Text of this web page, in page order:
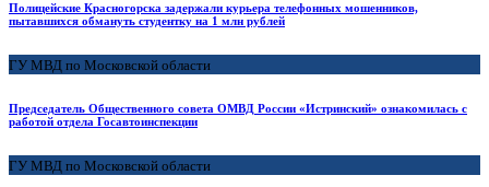
Полицейские Красногорска задержали курьера телефонных мошенников,
пытавшихся обмануть студентку на 1 млн рублей
ГУ МВД по Московской области
Председатель Общественного совета ОМВД России «Истринский» ознакомилась с
работой отдела Госавтоинспекции
ГУ МВД по Московской области